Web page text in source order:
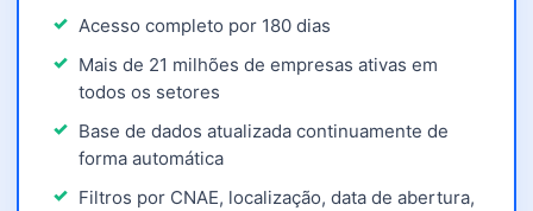
Acesso completo por 180 dias
Mais de 21 milhões de empresas ativas em
todos os setores
Base de dados atualizada continuamente de
forma automática
Filtros por CNAE, localização, data de abertura,